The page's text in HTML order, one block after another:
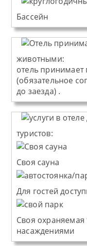
Бассейн
животными:
отель
(обязательное
до заезда) .
туристов:
Cвоя сауна
Для гостей
Своя
насаждениями